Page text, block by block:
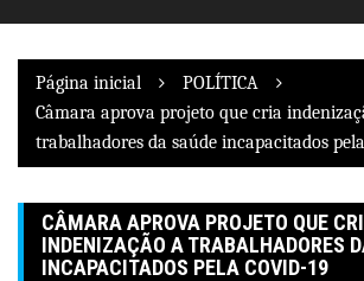
Página inicial
POLÍTICA
Câmara aprova projeto que cria
trabalhadores da saúde incapacitados
CÂMARA APROVA PROJETO QUE
INDENIZAÇÃO A TRABALHADORES
INCAPACITADOS PELA COVID-19